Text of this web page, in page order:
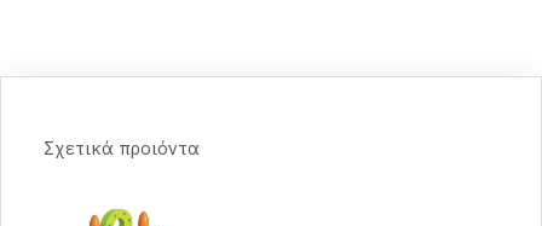
Σχετικά προιόντα